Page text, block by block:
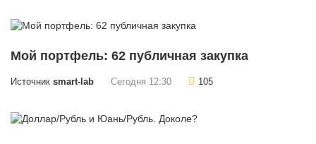
Мой портфель: 62 публичная закупка
Источник smart-lab Сегодня 12:30 105